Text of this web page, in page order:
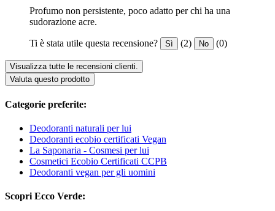
Profumo non persistente, poco adatto per chi ha una
sudorazione acre.
Ti è stata utile questa recensione? Sì (2) No (0)
Visualizza tutte le recensioni clienti.
Valuta questo prodotto
Categorie preferite:
Deodoranti naturali per lui
Deodoranti ecobio certificati Vegan
La Saponaria - Cosmesi per lui
Cosmetici Ecobio Certificati CCPB
Deodoranti vegan per gli uomini
Scopri Ecco Verde: